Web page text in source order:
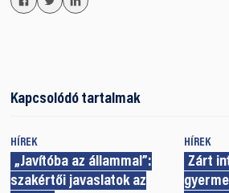
Kapcsolódó tartalmak
HÍREK
„Javítóba az állammal”:
szakértői javaslatok az
HÍREK
Zárt